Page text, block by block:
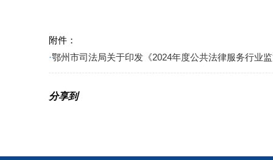
附件：
·鄂州市司法局关于印发《2024年度公共法律服务行业
分享到